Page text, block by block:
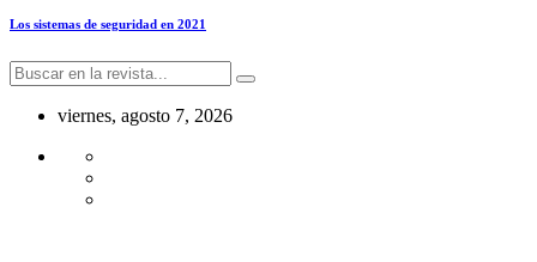
Los sistemas de seguridad en 2021
viernes, agosto 7, 2026